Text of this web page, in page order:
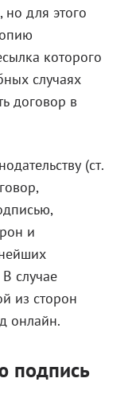
версия сайта
но для этого
которого
случаях
договор в
(ст.
и
случае
из сторон
онлайн.
подпись